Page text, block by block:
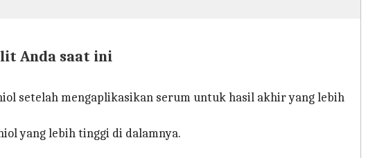
Anda saat ini
setelah mengaplikasikan serum untuk hasil akhir yang lebih
yang lebih tinggi di dalamnya.